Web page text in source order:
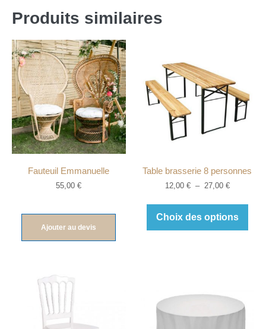
Produits similaires
Fauteuil Emmanuelle
55,00€
Ajouter au devis
Table brasserie 8 personnes
12,00 € – 27,00 €
Choix des options